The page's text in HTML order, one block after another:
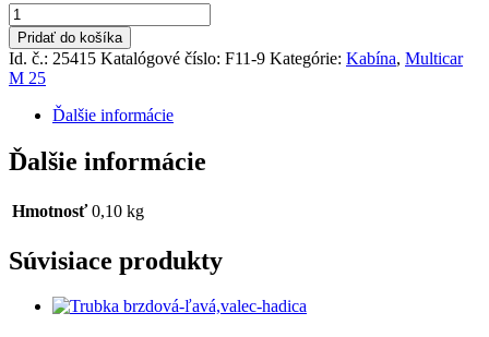
množstvo
Držiak
ramena
zrkalda
Pridať do košíka
Id. č.: 25415 Katalógové číslo: F11-9 Kategórie: Kabína, Multicar
M 25
Ďalšie informácie
Ďalšie informácie
Hmotnosť 0,10 kg
Súvisiace produkty